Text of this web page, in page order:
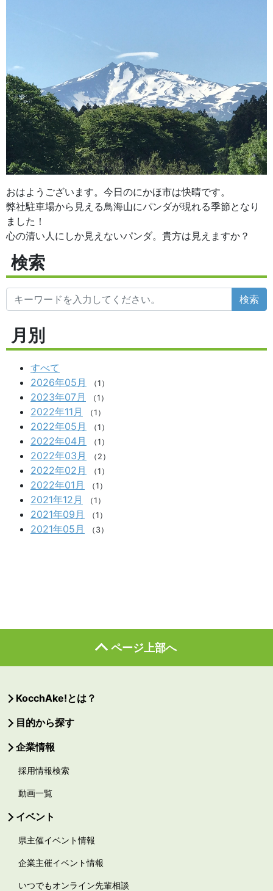
おはようございます。今日のにかほ市は快晴です。
弊社駐車場から見える鳥海山にパンダが現れる季節となり
ました！
心の清い人にしか見えないパンダ。 貴方は見えますか？
検索
検索
月別
すべて
2026年05月
（1）
2023年07月 （1）
2022年11月 （1）
2022年05月 （1）
2022年04月 （1）
2022年03月 （2）
2022年02月 （1）
2022年01月 （1）
2021年12月 （1）
2021年09月 （1）
2021年05月 （3）
ページ上部へ
KocchAke!とは？
目的から探す
企業情報
採用情報検索
動画一覧
イベント
県主催イベント情報
企業主催イベント情報
いつでもオンライン先輩相談